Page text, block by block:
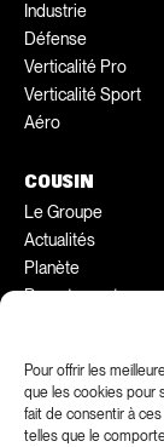
Pour offrir les
que les cookies pour
fait de consentir à
telles que le
Industrie
Défense
Verticalité Pro
Verticalité Sport
Aéro
COUSIN
Le Groupe
Actualités
Planète
Recrutement
FACEBOOK